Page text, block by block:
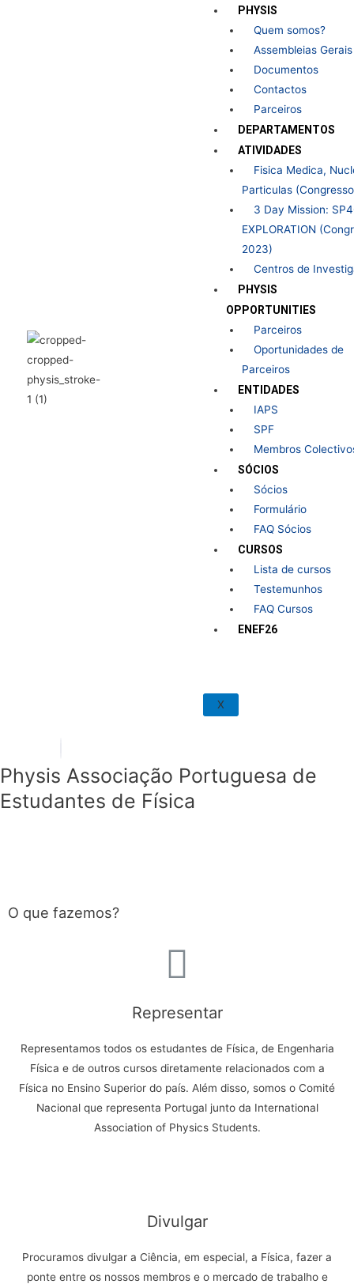
PHYSIS
Quem somos?
Assembleias Gerais
Documentos
Contactos
Parceiros
DEPARTAMENTOS
ATIVIDADES
Fisica Medica,
Particulas
3 Day Mission:
EXPLORATION
2023)
Centros de
PHYSIS
OPPORTUNITIES
Parceiros
Oportunidades de
Parceiros
ENTIDADES
IAPS
SPF
Membros
SÓCIOS
Sócios
Formulário
FAQ Sócios
CURSOS
Lista de cursos
Testemunhos
FAQ Cursos
ENEF26
X
Physis Associação Portuguesa de
Estudantes de Física
O que fazemos?
Representar
Representamos todos os estudantes de Física, de Engenharia
Física e de outros cursos diretamente relacionados com a
Física no Ensino Superior do país. Além disso, somos o Comité
Nacional que representa Portugal junto da International
Association of Physics Students.
Divulgar
Procuramos divulgar a Ciência, em especial, a Física, fazer a
ponte entre os nossos membros e o mercado de trabalho e